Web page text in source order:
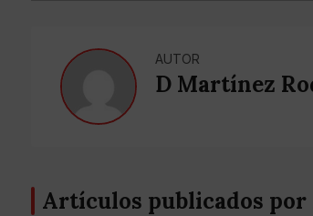
AUTOR
D Martínez
Artículos publicados